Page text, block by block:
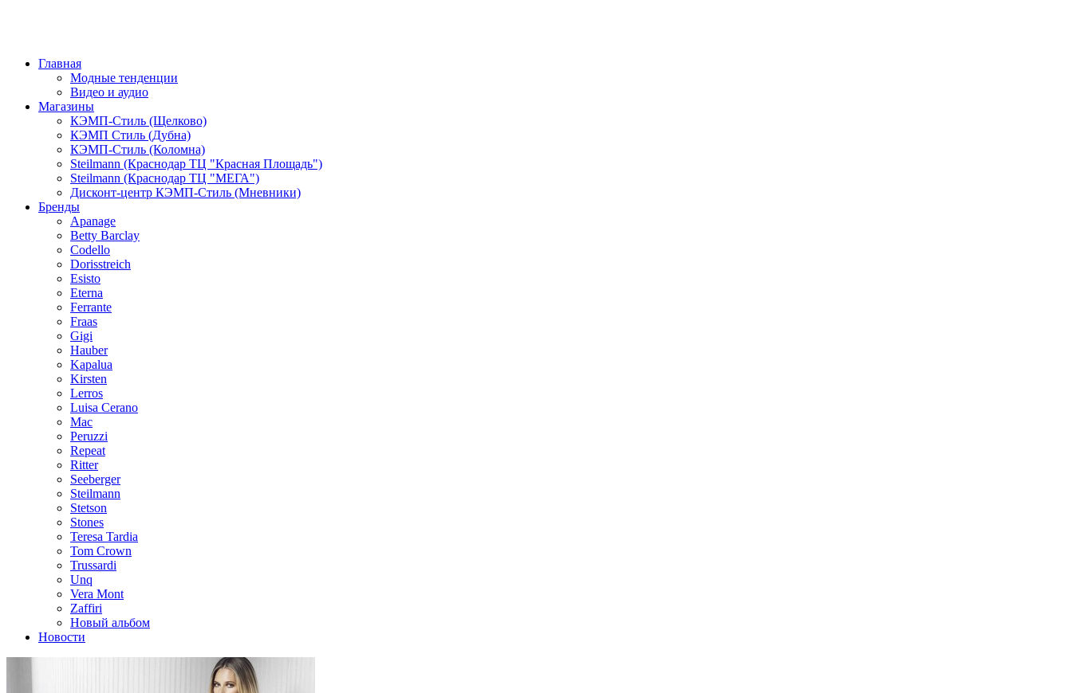
Главная
Модные тенденции
Видео и аудио
Магазины
КЭМП-Стиль (Щелково)
КЭМП Стиль (Дубна)
КЭМП-Стиль (Коломна)
Steilmann (Краснодар ТЦ "Красная Площадь")
Steilmann (Краснодар ТЦ "МЕГА")
Дисконт-центр КЭМП-Стиль (Мневники)
Бренды
Apanage
Betty Barclay
Codello
Dorisstreich
Esisto
Eterna
Ferrante
Fraas
Gigi
Hauber
Kapalua
Kirsten
Lerros
Luisa Cerano
Mac
Peruzzi
Repeat
Ritter
Seeberger
Steilmann
Stetson
Stones
Teresa Tardia
Tom Crown
Trussardi
Unq
Vera Mont
Zaffiri
Новый альбом
Новости